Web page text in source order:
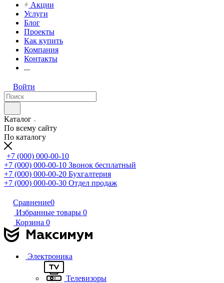
Акции
Услуги
Блог
Проекты
Как купить
Компания
Контакты
...
Войти
Каталог
По всему сайту
По каталогу
+7 (000) 000-00-10
+7 (000) 000-00-10 Звонок бесплатный
+7 (000) 000-00-20 Бухгалтерия
+7 (000) 000-00-30 Отдел продаж
Сравнение0
Избранные товары 0
Корзина 0
Электроника
Телевизоры